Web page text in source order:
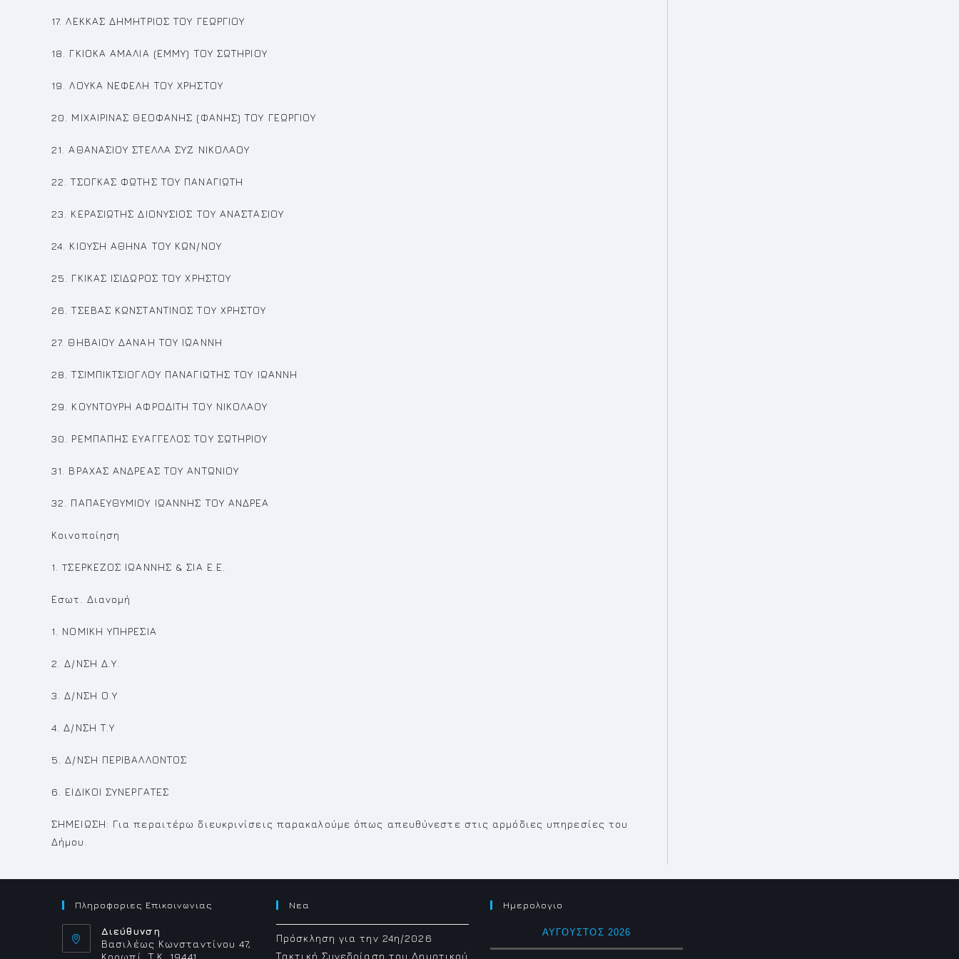
17. ΛΕΚΚΑΣ ΔΗΜΗΤΡΙΟΣ ΤΟΥ ΓΕΩΡΓΙΟΥ
18. ΓΚΙΟΚΑ ΑΜΑΛΙΑ (ΕΜΜΥ) ΤΟΥ ΣΩΤΗΡΙΟΥ
19. ΛΟΥΚΑ ΝΕΦΕΛΗ ΤΟΥ ΧΡΗΣΤΟΥ
20. ΜΙΧΑΙΡΙΝΑΣ ΘΕΟΦΑΝΗΣ (ΦΑΝΗΣ) ΤΟΥ ΓΕΩΡΓΙΟΥ
21. ΑΘΑΝΑΣΙΟΥ ΣΤΕΛΛΑ ΣΥΖ ΝΙΚΟΛΑΟΥ
22. ΤΣΟΓΚΑΣ ΦΩΤΗΣ ΤΟΥ ΠΑΝΑΓΙΩΤΗ
23. ΚΕΡΑΣΙΩΤΗΣ ΔΙΟΝΥΣΙΟΣ ΤΟΥ ΑΝΑΣΤΑΣΙΟΥ
24. ΚΙΟΥΣΗ ΑΘΗΝΑ ΤΟΥ ΚΩΝ/ΝΟΥ
25. ΓΚΙΚΑΣ ΙΣΙΔΩΡΟΣ ΤΟΥ ΧΡΗΣΤΟΥ
26. ΤΣΕΒΑΣ ΚΩΝΣΤΑΝΤΙΝΟΣ ΤΟΥ ΧΡΗΣΤΟΥ
27. ΘΗΒΑΙΟΥ ΔΑΝΑΗ ΤΟΥ ΙΩΑΝΝΗ
28. ΤΣΙΜΠΙΚΤΣΙΟΓΛΟΥ ΠΑΝΑΓΙΩΤΗΣ ΤΟΥ ΙΩΑΝΝΗ
29. ΚΟΥΝΤΟΥΡΗ ΑΦΡΟΔΙΤΗ ΤΟΥ ΝΙΚΟΛΑΟΥ
30. ΡΕΜΠΑΠΗΣ ΕΥΑΓΓΕΛΟΣ ΤΟΥ ΣΩΤΗΡΙΟΥ
31. ΒΡΑΧΑΣ ΑΝΔΡΕΑΣ ΤΟΥ ΑΝΤΩΝΙΟΥ
32. ΠΑΠΑΕΥΘΥΜΙΟΥ ΙΩΑΝΝΗΣ ΤΟΥ ΑΝΔΡΕΑ
Κοινοποίηση
1. TΣΕΡΚΕΖΟΣ ΙΩΑΝΝΗΣ & ΣΙΑ Ε.Ε.
Εσωτ. Διανομή
1. ΝΟΜΙΚΗ ΥΠΗΡΕΣΙΑ
2. Δ/ΝΣΗ Δ.Υ.
3. Δ/ΝΣΗ Ο.Υ
4. Δ/ΝΣΗ Τ.Υ
5. Δ/ΝΣΗ ΠΕΡΙΒΑΛΛΟΝΤΟΣ
6. ΕΙΔΙΚΟΙ ΣΥΝΕΡΓΑΤΕΣ
ΣΗΜΕΙΩΣΗ: Για περαιτέρω διευκρινίσεις παρακαλούμε όπως απευθύνεστε στις αρμόδιες υπηρεσίες του
Δήμου.
Πληροφοριες Επικοινωνιας
Διεύθυνση
Βασιλέως Κωνσταντίνου 47,
Κορωπί, Τ.Κ. 19441
Νεα
Πρόσκληση για την 24η/2026
Τακτική Συνεδρίαση του Δημοτικού
Ημερολογιο
ΑΎΓΟΥΣΤΟΣ 2026